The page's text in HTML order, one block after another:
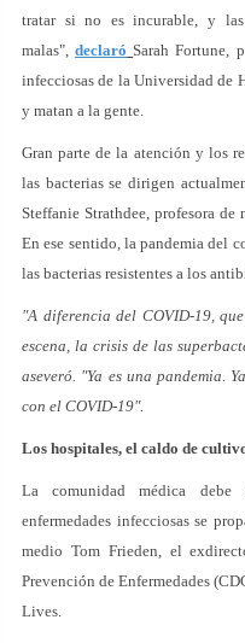
tratar si no es incurable, y las
malas",declaró Sarah Fortune,
infecciosas de la Universidad de
y matan a la gente.
Gran parte de la atención y los
las bacterias se dirigen
Steffanie Strathdee, profesora
En ese sentido, la pandemia del
las bacterias resistentes a los
"A diferencia del COVID-19,
escena, la crisis de las
aseveró. "Ya es una pandemia.
con el COVID-19".
Los hospitales, el caldo de
La comunidad médica
enfermedades infecciosas se
medio Tom Frieden, el
Prevención de Enfermedades
Lives.